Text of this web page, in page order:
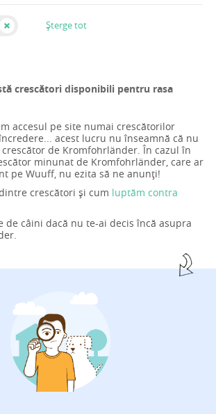
Șterge tot
crescători disponibili pentru rasa
accesul pe site numai crescătorilor
acest lucru nu înseamnă că nu
de Kromfohrländer. În cazul în
minunat de Kromfohrländer, care ar
pe Wuuff, nu ezita să ne anunți!
crescători și cum luptăm contra
de câini dacă nu te-ai decis încă asupra